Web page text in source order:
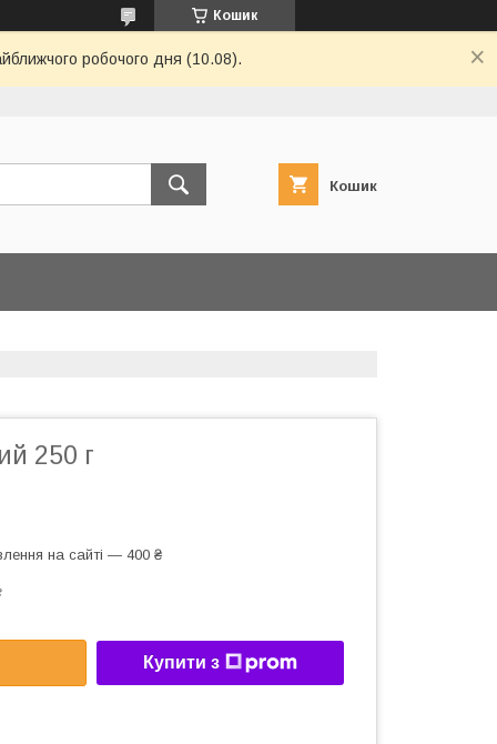
Кошик
робочого дня (10.08).
Кошик
250 г
на сайті — 400 ₴
Купити з